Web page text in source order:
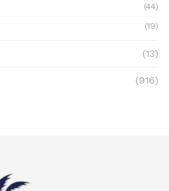
(44)
(19)
(13)
(916)